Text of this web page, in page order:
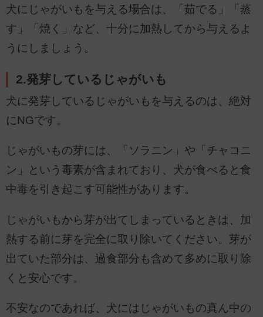
犬にじゃがいもを与える場合は、「茹でる」「蒸
す」「焼く」など、十分に加熱してから与えるよ
うにしましょう。
2.発芽しているじゃがいも
犬に発芽しているじゃがいもを与えるのは、絶対
にNGです。
じゃがいもの芽には、「ソラニン」や「チャコニ
ン」という毒素が含まれており、犬が食べると食
中毒を引き起こす可能性があります。
じゃがいもから芽が出てしまっているときは、加
熱する前に芽を完全に取り除いてください。芽が
出ていた部分は、過食部分も含めて多めに取り除
くと安心です。
不安なのであれば、犬にはじゃがいもの真ん中の